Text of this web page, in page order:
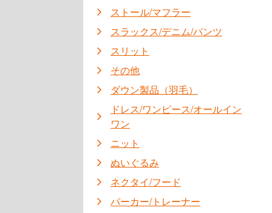
ストール/マフラー
スラックス/デニム/パンツ
スリット
その他
ダウン製品（羽毛）
ドレス/ワンピース/オールイン
ワン
ニット
ぬいぐるみ
ネクタイ/フード
パーカー/トレーナー